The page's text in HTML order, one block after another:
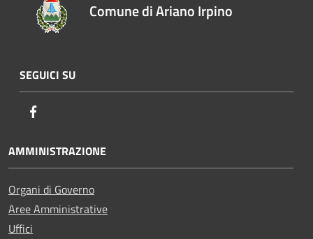
Comune di Ariano Irpino
SEGUICI SU
AMMINISTRAZIONE
Organi di Governo
Aree Amministrative
Uffici